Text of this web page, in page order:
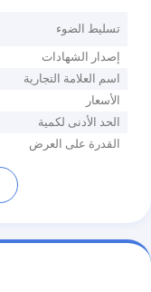
تسليط الضوء
إصدار الشهادات
اسم العلامة التجارية
الأسعار
الحد الأدنى لكمية
القدرة على العرض